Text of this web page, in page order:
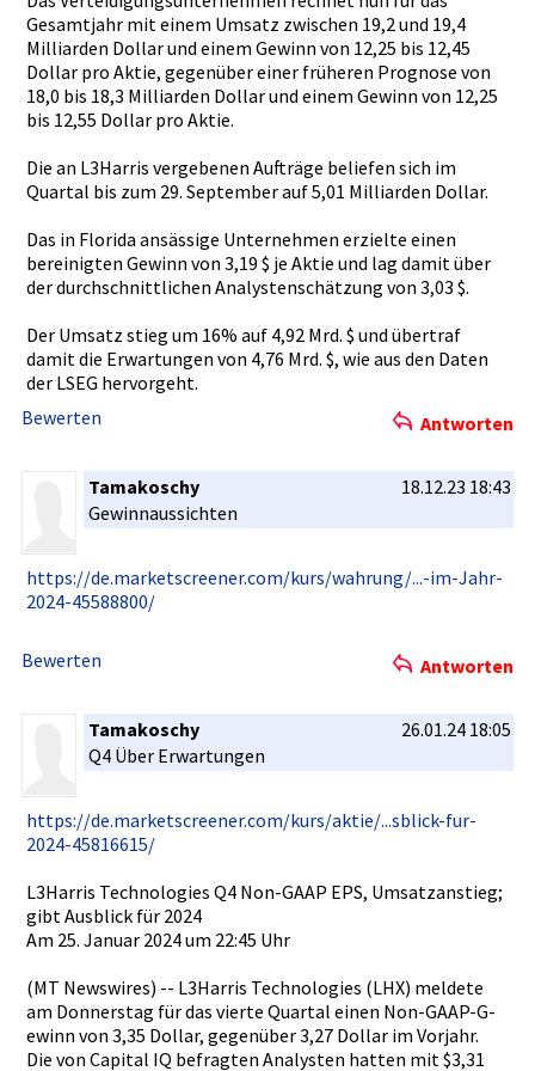
Gesamtjahr­ mit einem Umsatz zwischen 19,2 und 19,4
Milliarden­ Dollar und einem Gewinn von 12,25 bis 12,45
Dollar pro Aktie, gegenüber einer früheren Prognose von
18,0 bis 18,3 Milliarden­ Dollar und einem Gewinn von 12,25
bis 12,55 Dollar pro Aktie.
Die an L3Harris vergebenen­ Aufträge beliefen sich im
Quartal bis zum 29. September auf 5,01 Milliarden­ Dollar.
Das in Florida ansässige Unternehme­n erzielte einen
bereinigte­n Gewinn von 3,19 $ je Aktie und lag damit über
der durchschni­ttlichen Analystens­chätzung von 3,03 $.
Der Umsatz stieg um 16% auf 4,92 Mrd. $ und übertraf
damit die Erwartunge­n von 4,76 Mrd. $, wie aus den Daten
der LSEG hervorgeht­.
Bewerten
Antworten
Tamakoschy
18.12.23 18:43
Gewinnauss­ichten
https://de­.marketscr­eener.com/­kurs/wahru­ng/...-im-­Jahr-
2024-­45588800/
Bewerten Antworten
Tamakoschy
26.01.24 18:05
Q4 Über Erwartunge­n
https://de­.marketscr­eener.com/­kurs/aktie­/...sblick­-fur-
2024-­45816615/
L3Harris Technologi­es Q4 Non-GAAP EPS, Umsatzanst­ieg;
gibt Ausblick für 2024
Am 25. Januar 2024 um 22:45 Uhr
(MT Newswires)­ -- L3Harris Technologi­es (LHX) meldete
am Donnerstag­ für das vierte Quartal einen Non-GAAP-G­
ewinn von 3,35 Dollar, gegenüber 3,27 Dollar im Vorjahr.
Die von Capital IQ befragten Analysten hatten mit $3,31